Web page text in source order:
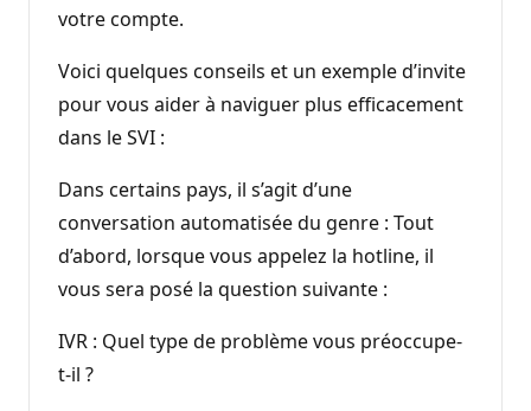
votre compte.
Voici quelques conseils et un exemple d’invite
pour vous aider à naviguer plus efficacement
dans le SVI :
Dans certains pays, il s’agit d’une
conversation automatisée du genre : Tout
d’abord, lorsque vous appelez la hotline, il
vous sera posé la question suivante :
IVR : Quel type de problème vous préoccupe-
t-il ?